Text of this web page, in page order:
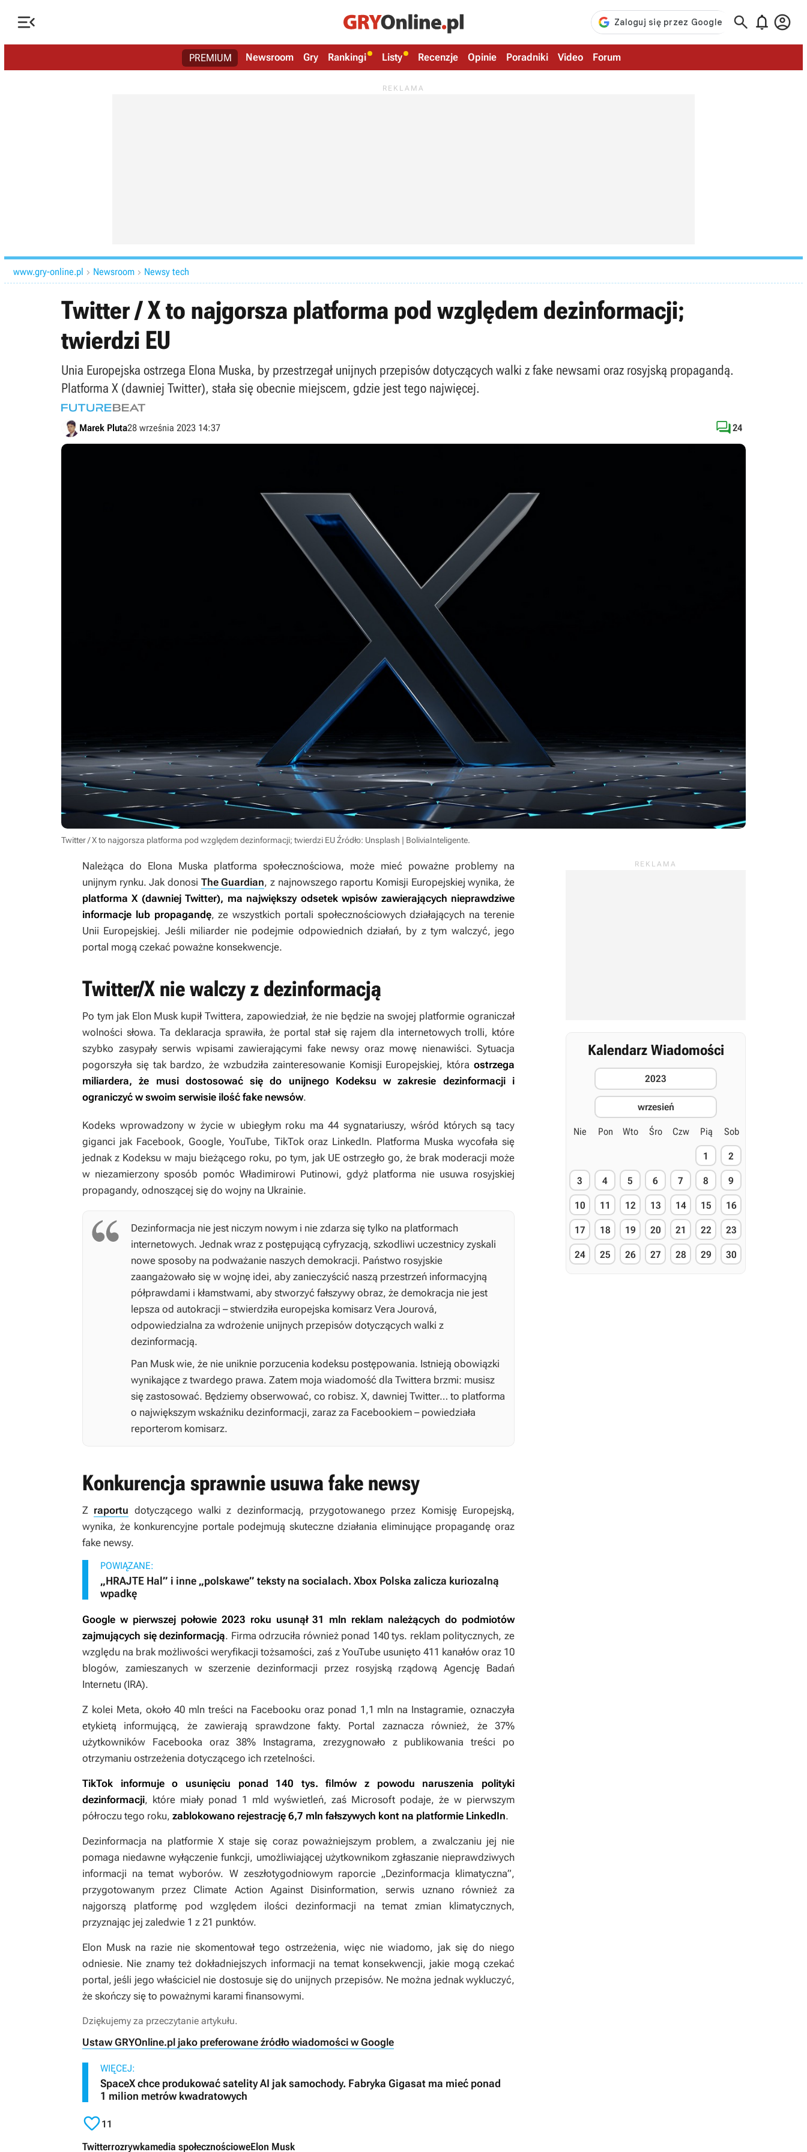
   
PREMIUM Newsroom Gry Rankingi Listy Recenzje Opinie Poradniki Video Forum
www.gry-online.pl  Newsroom  Newsy tech
Twitter / X to najgorsza platforma pod względem dezinformacji;
twierdzi EU
Unia Europejska ostrzega Elona Muska, by przestrzegał unijnych przepisów dotyczących walki z fake newsami oraz rosyjską propagandą.
Platforma X (dawniej Twitter), stała się obecnie miejscem, gdzie jest tego najwięcej.
Marek Pluta28 września 2023 14:37 24
Twitter / X to najgorsza platforma pod względem dezinformacji; twierdzi EUŹródło: Unsplash | BoliviaInteligente.
Należąca do Elona Muska platforma społecznościowa, może mieć poważne problemy na
unijnym rynku. Jak donosi The Guardian, z najnowszego raportu Komisji Europejskiej wynika, że
platforma X (dawniej Twitter), ma największy odsetek wpisów zawierających nieprawdziwe
informacje lub propagandę, ze wszystkich portali społecznościowych działających na terenie
Unii Europejskiej. Jeśli miliarder nie podejmie odpowiednich działań, by z tym walczyć, jego
portal mogą czekać poważne konsekwencje.
Twitter/X nie walczy z dezinformacją
Po tym jak Elon Musk kupił Twittera, zapowiedział, że nie będzie na swojej platformie ograniczał
wolności słowa. Ta deklaracja sprawiła, że portal stał się rajem dla internetowych trolli, które
szybko zasypały serwis wpisami zawierającymi fake newsy oraz mowę nienawiści. Sytuacja
pogorszyła się tak bardzo, że wzbudziła zainteresowanie Komisji Europejskiej, która ostrzega
miliardera, że musi dostosować się do unijnego Kodeksu w zakresie dezinformacji i
ograniczyć w swoim serwisie ilość fake newsów.
Kodeks wprowadzony w życie w ubiegłym roku ma 44 sygnatariuszy, wśród których są tacy
giganci jak Facebook, Google, YouTube, TikTok oraz LinkedIn. Platforma Muska wycofała się
jednak z Kodeksu w maju bieżącego roku, po tym, jak UE ostrzegło go, że brak moderacji może
w niezamierzony sposób pomóc Władimirowi Putinowi, gdyż platforma nie usuwa rosyjskiej
propagandy, odnoszącej się do wojny na Ukrainie.
Dezinformacja nie jest niczym nowym i nie zdarza się tylko na platformach
internetowych. Jednak wraz z postępującą cyfryzacją, szkodliwi uczestnicy zyskali
nowe sposoby na podważanie naszych demokracji. Państwo rosyjskie
zaangażowało się w wojnę idei, aby zanieczyścić naszą przestrzeń informacyjną
półprawdami i kłamstwami, aby stworzyć fałszywy obraz, że demokracja nie jest
lepsza od autokracji – stwierdziła europejska komisarz Vera Jourová,
odpowiedzialna za wdrożenie unijnych przepisów dotyczących walki z
dezinformacją.
Pan Musk wie, że nie uniknie porzucenia kodeksu postępowania. Istnieją obowiązki
wynikające z twardego prawa. Zatem moja wiadomość dla Twittera brzmi: musisz
się zastosować. Będziemy obserwować, co robisz. X, dawniej Twitter… to platforma
o największym wskaźniku dezinformacji, zaraz za Facebookiem – powiedziała
reporterom komisarz.
Konkurencja sprawnie usuwa fake newsy
Z raportu dotyczącego walki z dezinformacją, przygotowanego przez Komisję Europejską,
wynika, że konkurencyjne portale podejmują skuteczne działania eliminujące propagandę oraz
fake newsy.
POWIĄZANE:
„HRAJTE Hal” i inne „polskawe” teksty na socialach. Xbox Polska zalicza kuriozalną
wpadkę
Google w pierwszej połowie 2023 roku usunął 31 mln reklam należących do podmiotów
zajmujących się dezinformacją. Firma odrzuciła również ponad 140 tys. reklam politycznych, ze
względu na brak możliwości weryfikacji tożsamości, zaś z YouTube usunięto 411 kanałów oraz 10
blogów, zamieszanych w szerzenie dezinformacji przez rosyjską rządową Agencję Badań
Internetu (IRA).
Z kolei Meta, około 40 mln treści na Facebooku oraz ponad 1,1 mln na Instagramie, oznaczyła
etykietą informującą, że zawierają sprawdzone fakty. Portal zaznacza również, że 37%
użytkowników Facebooka oraz 38% Instagrama, zrezygnowało z publikowania treści po
otrzymaniu ostrzeżenia dotyczącego ich rzetelności.
TikTok informuje o usunięciu ponad 140 tys. filmów z powodu naruszenia polityki
dezinformacji, które miały ponad 1 mld wyświetleń, zaś Microsoft podaje, że w pierwszym
półroczu tego roku, zablokowano rejestrację 6,7 mln fałszywych kont na platformie LinkedIn.
Dezinformacja na platformie X staje się coraz poważniejszym problem, a zwalczaniu jej nie
pomaga niedawne wyłączenie funkcji, umożliwiającej użytkownikom zgłaszanie nieprawdziwych
informacji na temat wyborów. W zeszłotygodniowym raporcie „Dezinformacja klimatyczna”,
przygotowanym przez Climate Action Against Disinformation, serwis uznano również za
najgorszą platformę pod względem ilości dezinformacji na temat zmian klimatycznych,
przyznając jej zaledwie 1 z 21 punktów.
Elon Musk na razie nie skomentował tego ostrzeżenia, więc nie wiadomo, jak się do niego
odniesie. Nie znamy też dokładniejszych informacji na temat konsekwencji, jakie mogą czekać
portal, jeśli jego właściciel nie dostosuje się do unijnych przepisów. Ne można jednak wykluczyć,
że skończy się to poważnymi karami finansowymi.
Dziękujemy za przeczytanie artykułu.
Ustaw GRYOnline.pl jako preferowane źródło wiadomości w Google
WIĘCEJ:
SpaceX chce produkować satelity AI jak samochody. Fabryka Gigasat ma mieć ponad
1 milion metrów kwadratowych
11
Twitterrozrywkamedia społecznościoweElon Musk
Kalendarz Wiadomości
2023
wrzesień
Nie Pon Wto Śro Czw Pią Sob
1 2
3 4 5 6 7 8 9
10 11 12 13 14 15 16
17 18 19 20 21 22 23
24 25 26 27 28 29 30